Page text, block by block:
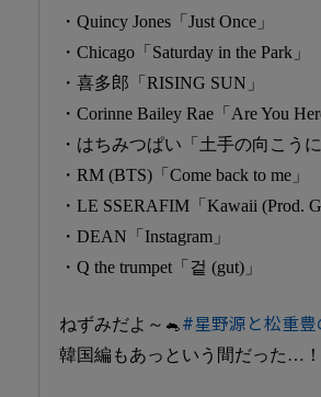
・Quincy Jones「Just Once」
・Chicago「Saturday in the Park」
・喜多郎「RISING SUN」
・Corinne Bailey Rae「Are You
・はちみつぱい「土手の向こうに
・RM (BTS)「Come back to me」
・LE SSERAFIM「Kawaii (Prod.
・DEAN「Instagram」
・Q the trumpet「겉 (gut)」
ねずみだよ～🐁#星野源と松重豊
韓国編もあっという間だった…！